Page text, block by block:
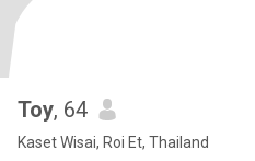
Toy, 64
Kaset Wisai, Roi Et, Thailand